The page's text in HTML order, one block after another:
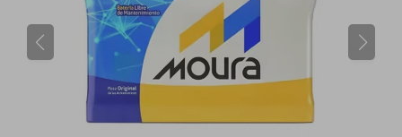
Lubricantes